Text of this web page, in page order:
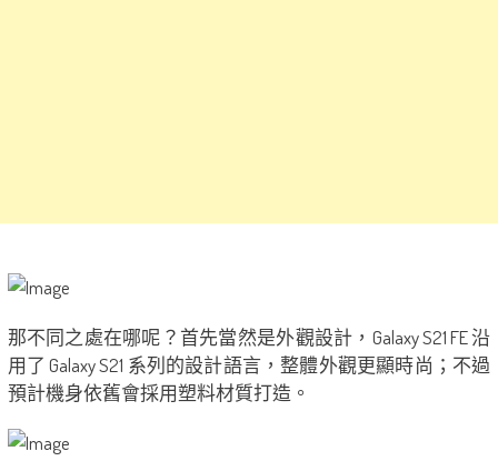
那不同之處在哪呢？首先當然是外觀設計，Galaxy S21 FE 沿
用了 Galaxy S21 系列的設計語言，整體外觀更顯時尚；不過
預計機身依舊會採用塑料材質打造。